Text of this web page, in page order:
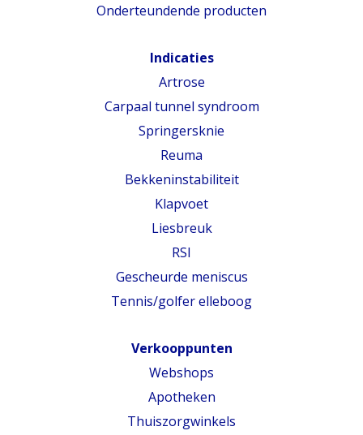
Onderteundende producten
Indicaties
Artrose
Carpaal tunnel syndroom
Springersknie
Reuma
Bekkeninstabiliteit
Klapvoet
Liesbreuk
RSI
Gescheurde meniscus
Tennis/golfer elleboog
Verkooppunten
Webshops
Apotheken
Thuiszorgwinkels